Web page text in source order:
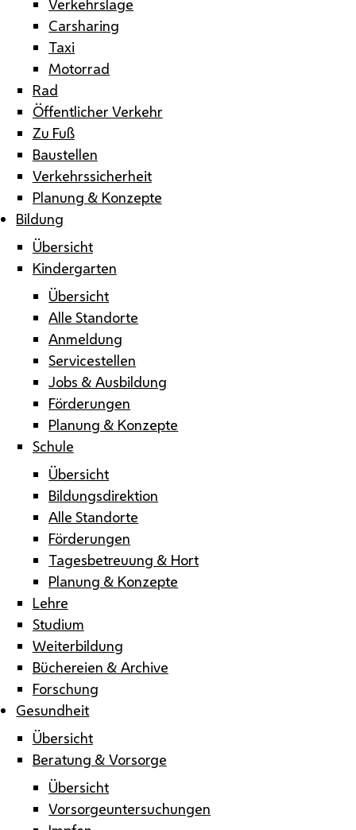
Carsharing
Taxi
Motorrad
Rad
Öffentlicher Verkehr
Zu Fuß
Baustellen
Verkehrssicherheit
Planung & Konzepte
Bildung
Übersicht
Kindergarten
Übersicht
Alle Standorte
Anmeldung
Servicestellen
Jobs & Ausbildung
Förderungen
Planung & Konzepte
Schule
Übersicht
Bildungsdirektion
Alle Standorte
Förderungen
Tagesbetreuung & Hort
Planung & Konzepte
Lehre
Studium
Weiterbildung
Büchereien & Archive
Forschung
Gesundheit
Übersicht
Beratung & Vorsorge
Übersicht
Vorsorgeuntersuchungen